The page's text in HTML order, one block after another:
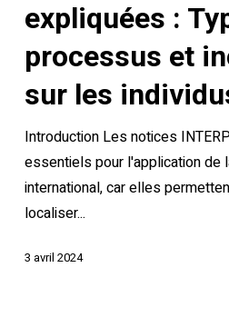
:
Types,
processus
et
sur
les
individus
expliquées :
processus et
sur les
Introduction Les notices
essentiels pour l'application de
international, car elles
localiser...
3 avril 2024